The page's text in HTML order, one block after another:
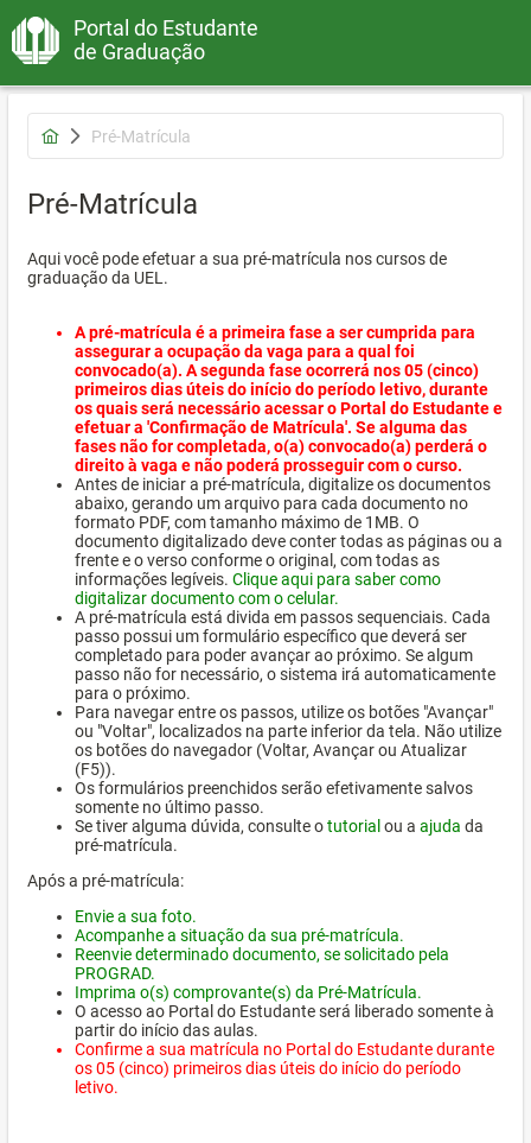
Portal do Estudante
de Graduação
Pré-Matrícula
Pré-Matrícula
Aqui você pode efetuar a sua pré-matrícula nos cursos de
graduação da UEL.
A pré-matrícula é a primeira fase a ser cumprida para
assegurar a ocupação da vaga para a qual foi
convocado(a). A segunda fase ocorrerá nos 05 (cinco)
primeiros dias úteis do início do período letivo, durante
os quais será necessário acessar o Portal do Estudante e
efetuar a 'Confirmação de Matrícula'. Se alguma das
fases não for completada, o(a) convocado(a) perderá o
direito à vaga e não poderá prosseguir com o curso.
Antes de iniciar a pré-matrícula, digitalize os documentos
abaixo, gerando um arquivo para cada documento no
formato PDF, com tamanho máximo de 1MB. O
documento digitalizado deve conter todas as páginas ou a
frente e o verso conforme o original, com todas as
informações legíveis. Clique aqui para saber como
digitalizar documento com o celular.
A pré-matrícula está divida em passos sequenciais. Cada
passo possui um formulário específico que deverá ser
completado para poder avançar ao próximo. Se algum
passo não for necessário, o sistema irá automaticamente
para o próximo.
Para navegar entre os passos, utilize os botões "Avançar"
ou "Voltar", localizados na parte inferior da tela. Não utilize
os botões do navegador (Voltar, Avançar ou Atualizar
(F5)).
Os formulários preenchidos serão efetivamente salvos
somente no último passo.
Se tiver alguma dúvida, consulte otutorial ou a ajuda da
pré-matrícula.
Após a pré-matrícula:
Envie a sua foto.
Acompanhe a situação da sua pré-matrícula.
Reenvie determinado documento, se solicitado pela
PROGRAD.
Imprima o(s) comprovante(s) da Pré-Matrícula.
O acesso ao Portal do Estudante será liberado somente à
partir do início das aulas.
Confirme a sua matrícula no Portal do Estudante durante
os 05 (cinco) primeiros dias úteis do início do período
letivo.